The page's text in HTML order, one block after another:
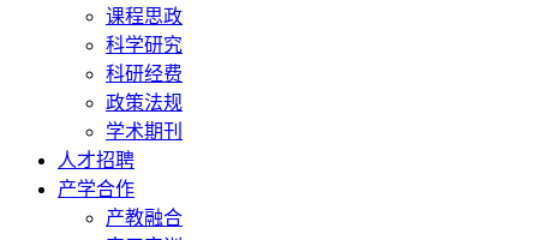
课程思政
科学研究
科研经费
政策法规
学术期刊
人才招聘
产学合作
产教融合